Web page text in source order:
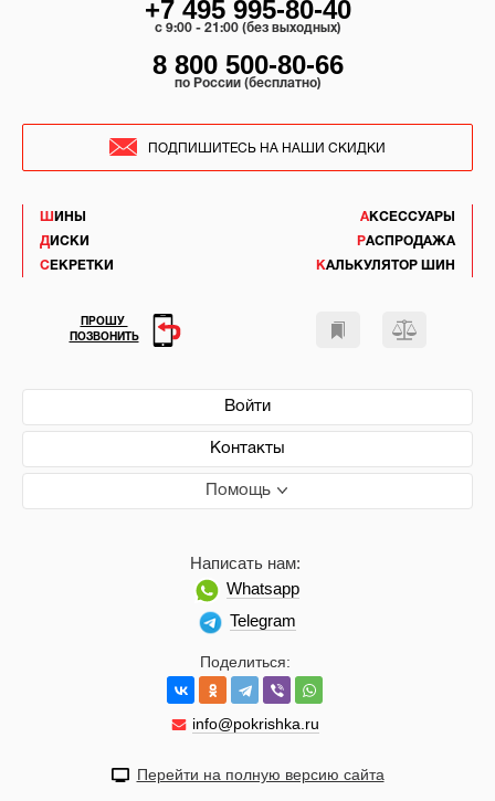
ШИНЫ
ДИСКИ
СЕКРЕТКИ
АКСЕССУАРЫ
РАСПРОДАЖА
КАЛЬКУЛЯТОР ШИН
Войти
Контакты
Помощь
Поделиться:
info@pokrishka.ru
Написать нам:
Whatsapp
Telegram
+7 495 995-80-40
c 9:00 - 21:00 (без выходных)
8 800 500-80-66
по России (бесплатно)
ПОДПИШИТЕСЬ НА НАШИ СКИДКИ
ПРОШУ
ПОЗВОНИТЬ
Перейти на полную версию сайта